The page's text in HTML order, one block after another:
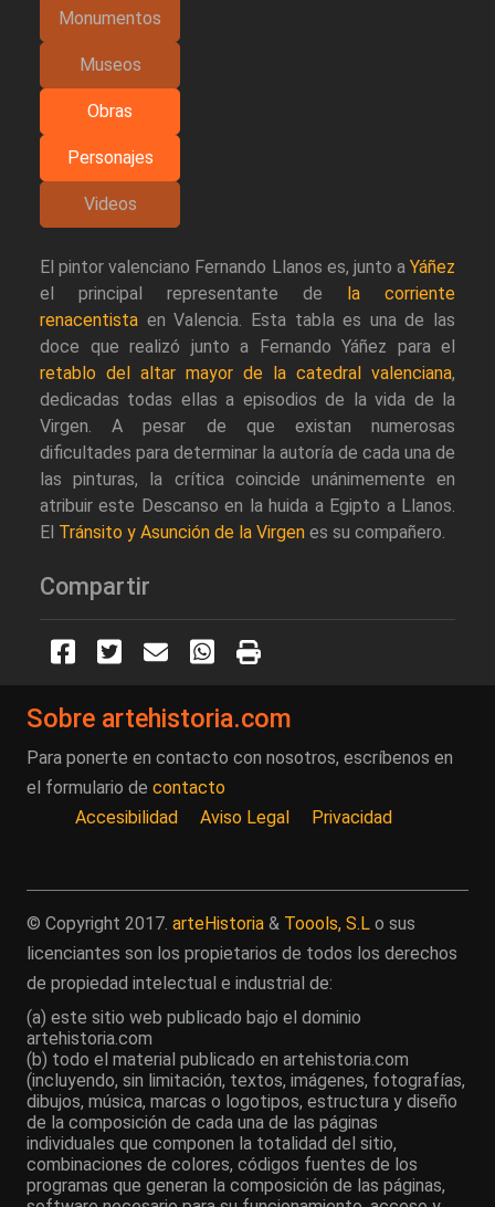
Monumentos
Museos
Obras
Personajes
Videos
El pintor valenciano Fernando Llanos es, junto a Yáñez
el principal representante de la corriente
renacentista en Valencia. Esta tabla es una de las
doce que realizó junto a Fernando Yáñez para el
retablo del altar mayor de la catedral valenciana,
dedicadas todas ellas a episodios de la vida de la
Virgen. A pesar de que existan numerosas
dificultades para determinar la autoría de cada una de
las pinturas, la crítica coincide unánimemente en
atribuir este Descanso en la huida a Egipto a Llanos.
El Tránsito y Asunción de la Virgen es su compañero.
Compartir
Sobre artehistoria.com
Para ponerte en contacto con nosotros, escríbenos en
el formulario de contacto
Accesibilidad
Aviso Legal Privacidad
© Copyright 2017. arteHistoria & Toools, S.L o sus
licenciantes son los propietarios de todos los derechos
de propiedad intelectual e industrial de:
(a) este sitio web publicado bajo el dominio
artehistoria.com
(b) todo el material publicado en artehistoria.com
(incluyendo, sin limitación, textos, imágenes, fotografías,
dibujos, música, marcas o logotipos, estructura y diseño
de la composición de cada una de las páginas
individuales que componen la totalidad del sitio,
combinaciones de colores, códigos fuentes de los
programas que generan la composición de las páginas,